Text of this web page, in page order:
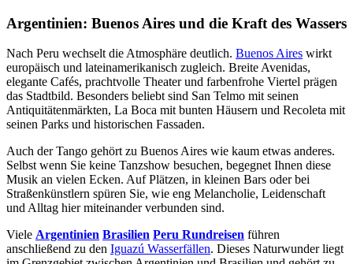
Argentinien: Buenos Aires und die Kraft des Wassers
Nach Peru wechselt die Atmosphäre deutlich. Buenos Aires wirkt
europäisch und lateinamerikanisch zugleich. Breite Avenidas,
elegante Cafés, prachtvolle Theater und farbenfrohe Viertel prägen
das Stadtbild. Besonders beliebt sind San Telmo mit seinen
Antiquitätenmärkten, La Boca mit bunten Häusern und Recoleta mit
seinen Parks und historischen Fassaden.
Auch der Tango gehört zu Buenos Aires wie kaum etwas anderes.
Selbst wenn Sie keine Tanzshow besuchen, begegnet Ihnen diese
Musik an vielen Ecken. Auf Plätzen, in kleinen Bars oder bei
Straßenkünstlern spüren Sie, wie eng Melancholie, Leidenschaft
und Alltag hier miteinander verbunden sind.
Viele Argentinien Brasilien Peru Rundreisen führen
anschließend zu den Iguazú Wasserfällen. Dieses Naturwunder liegt